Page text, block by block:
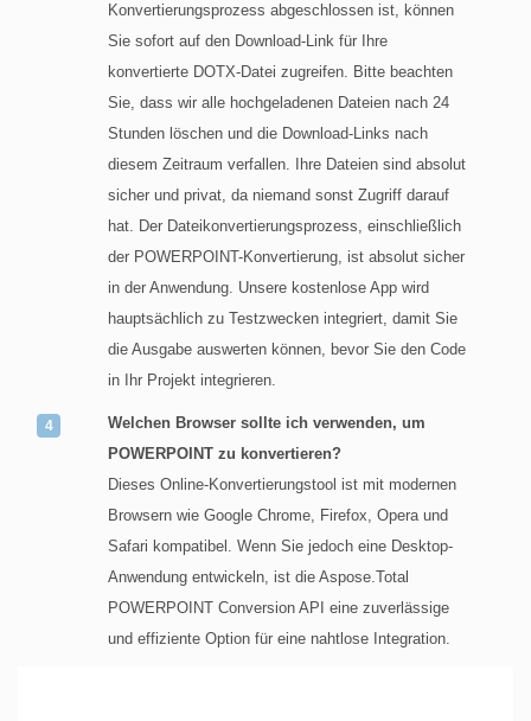
Konvertierungsprozess abgeschlossen ist, können
Sie sofort auf den Download-Link für Ihre
konvertierte DOTX-Datei zugreifen. Bitte beachten
Sie, dass wir alle hochgeladenen Dateien nach 24
Stunden löschen und die Download-Links nach
diesem Zeitraum verfallen. Ihre Dateien sind absolut
sicher und privat, da niemand sonst Zugriff darauf
hat. Der Dateikonvertierungsprozess, einschließlich
der POWERPOINT-Konvertierung, ist absolut sicher
in der Anwendung. Unsere kostenlose App wird
hauptsächlich zu Testzwecken integriert, damit Sie
die Ausgabe auswerten können, bevor Sie den Code
in Ihr Projekt integrieren.
Welchen Browser sollte ich verwenden, um
POWERPOINT zu konvertieren?
Dieses Online-Konvertierungstool ist mit modernen
Browsern wie Google Chrome, Firefox, Opera und
Safari kompatibel. Wenn Sie jedoch eine Desktop-
Anwendung entwickeln, ist die Aspose.Total
POWERPOINT Conversion API eine zuverlässige
und effiziente Option für eine nahtlose Integration.